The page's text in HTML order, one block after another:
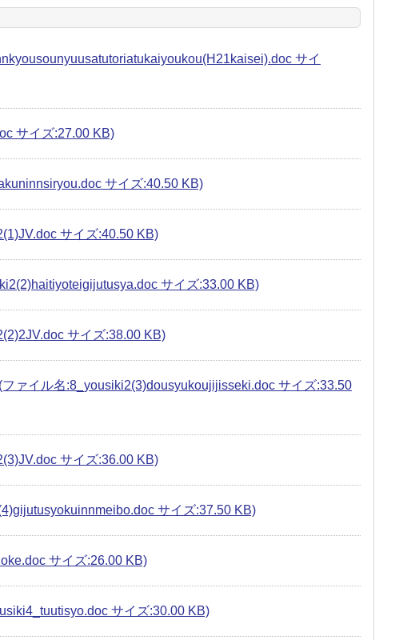
サイ
サイズ:27.00 KB)
サイズ:40.50 KB)
サイズ:40.50 KB)
サイズ:33.00 KB)
サイズ:38.00 KB)
ァイル名:8_yousiki2(3)dousyukoujijisseki.doc サイズ:33.50
サイズ:36.00 KB)
サイズ:37.50 KB)
サイズ:26.00 KB)
サイズ:30.00 KB)